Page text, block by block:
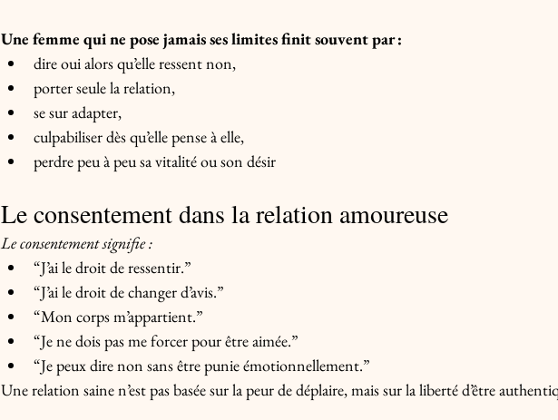
Une femme qui ne pose jamais ses limites finit souvent par :
dire oui alors qu’elle ressent non,
porter seule la relation,
se sur adapter,
culpabiliser dès qu’elle pense à elle,
perdre peu à peu sa vitalité ou son désir
Le consentement dans la relation amoureuse
Le consentement signifie :
“J’ai le droit de ressentir.”
“J’ai le droit de changer d’avis.”
“Mon corps m’appartient.”
“Je ne dois pas me forcer pour être aimée.”
“Je peux dire non sans être punie émotionnellement.”
Une relation saine n’est pas basée sur la peur de déplaire, mais sur la liberté d’être